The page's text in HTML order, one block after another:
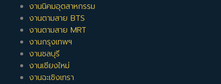
งานนิคมอุตสาหกรรม
งานตามสาย BTS
งานตามสาย MRT
งานกรุงเทพฯ
งานชลบุรี
งานเชียงใหม่
งานฉะเชิงเทรา